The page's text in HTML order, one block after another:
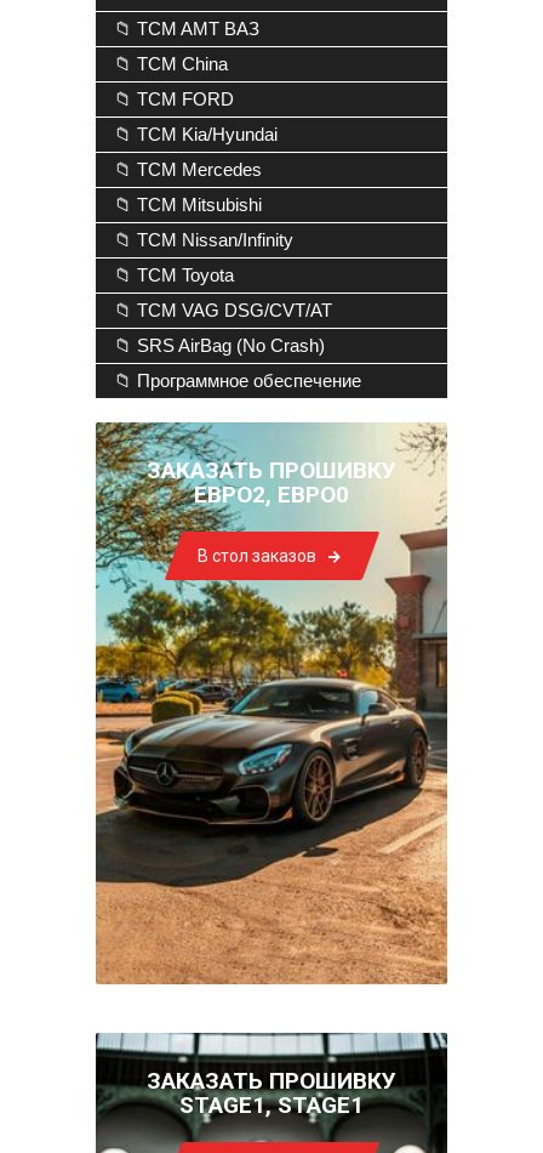
📁 TCM AMT ВАЗ
📁 TCM China
📁 TCM FORD
📁 TCM Kia/Hyundai
📁 TCM Mercedes
📁 TCM Mitsubishi
📁 TCM Nissan/Infinity
📁 TCM Toyota
📁 TCM VAG DSG/CVT/AT
📁 SRS AirBag (No Crash)
📁 Программное обеспечение
ЗАКАЗАТЬ ПРОШИВКУ
ЕВРО2, ЕВРО0
В стол заказов
ЗАКАЗАТЬ ПРОШИВКУ
STAGE1, STAGE1